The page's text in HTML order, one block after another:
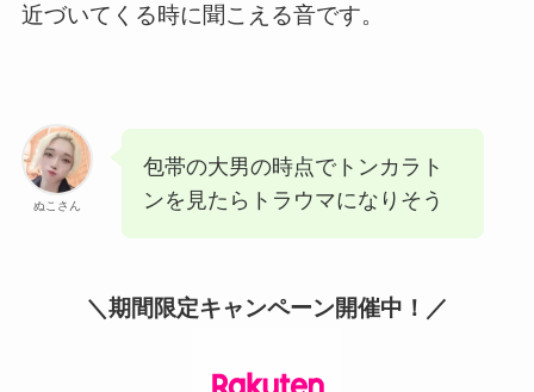
近づいてくる時に聞こえる音です。
ぬこさん
包帯の大男の時点でトンカラト
ンを見たらトラウマになりそう
＼期間限定キャンペーン開催中！／